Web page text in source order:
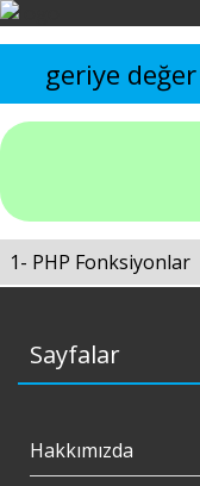
geriye
1- PHP Fonksiyonlar
Sayfalar
Hakkımızda